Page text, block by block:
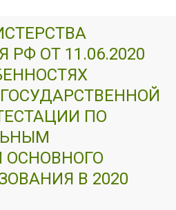
ОТ 11.06.2020
ПО
В 2020